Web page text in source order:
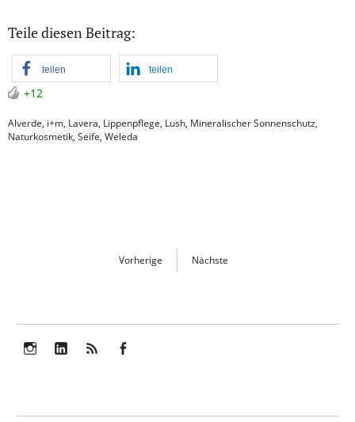
Teile diesen Beitrag:
teilen teilen
+12
Alverde, i+m, Lavera, Lippenpflege, Lush, Mineralischer Sonnenschutz,
Naturkosmetik, Seife, Weleda
Vorherige Nächste